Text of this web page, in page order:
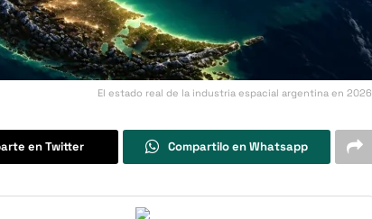
El estado real de la industria espacial argentina en 2026.
en Twitter Compartilo en Whatsapp